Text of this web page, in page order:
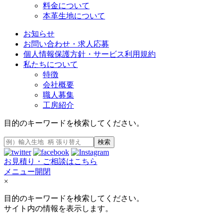
料金について
本革生地について
お知らせ
お問い合わせ・求人応募
個人情報保護方針・サービス利用規約
私たちについて
特徴
会社概要
職人募集
工房紹介
目的のキーワードを検索してください。
検索
お見積り・ご相談はこちら
メニュー開閉
×
目的のキーワードを検索してください。
サイト内の情報を表示します。